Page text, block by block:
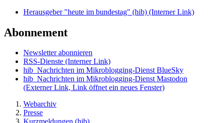
Herausgeber "heute im bundestag" (hib) (Interner Link)
Abonnement
Newsletter abonnieren
RSS-Dienste (Interner Link)
hib_Nachrichten im Mikroblogging-Dienst BlueSky
hib_Nachrichten im Mikroblogging-Dienst Mastodon
(Externer Link, Link öffnet ein neues Fenster)
Webarchiv
Presse